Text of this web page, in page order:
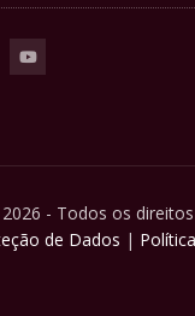
- Todos os
de Dados |